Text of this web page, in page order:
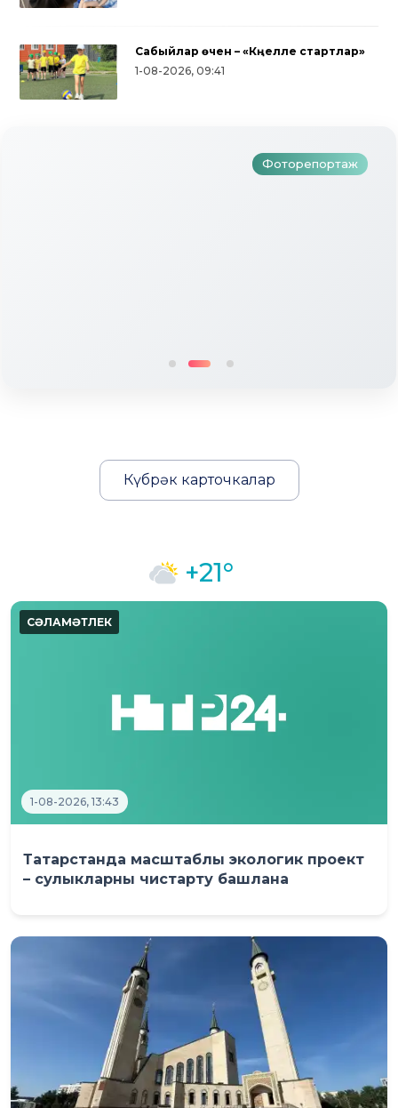
Сабыйлар өчен – «Күңелле стартлар»
1-08-2026, 09:41
Фоторепортаж
Дуслык, милли ризыклар, халык
уеннары: түбәнкамалылар Нәүрүз
бәйрәмен зурлап үткәрделәр
Күбрәк карточкалар
+21°
1-08-2026, 13:43
Татарстанда масштаблы экологик проект
– сулыкларны чистарту башлана